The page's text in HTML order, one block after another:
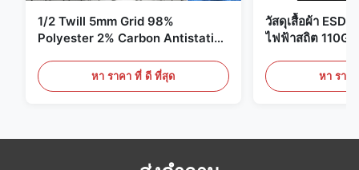
1/2 Twill 5mm Grid 98%
Polyester 2% Carbon Antistatic
หา ราคา ที่ ดี ที่สุด
วัสดุเสื้อผ้า ESD
ไฟฟ้าสถิต
หา ราค